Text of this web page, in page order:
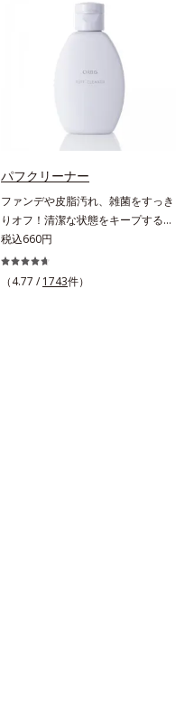
パフクリーナー
ファンデや皮脂汚れ、雑菌をすっき
りオフ！清潔な状態をキープするパ
フ専用のクリーナー。パフの汚れを
1度洗いでしっかり落とすクリーナ
ーです。液状だからパフのすみずみ
税込660円
（4.77 / 1743件）